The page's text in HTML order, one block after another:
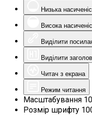
Низька
Висока
Виділити
Виділити
Читач з екрана
Режим читання
Масштабування
Розмір шрифту